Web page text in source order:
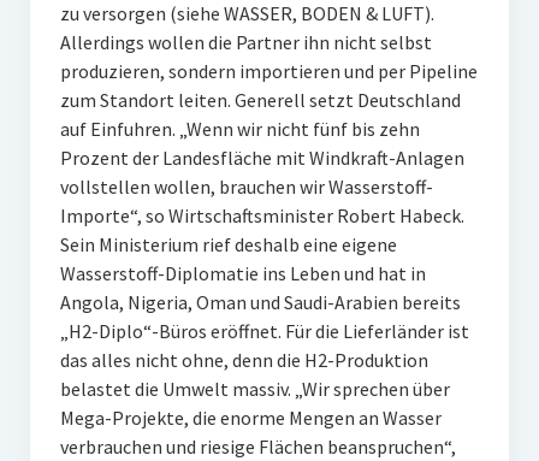
zu versorgen (siehe WASSER, BODEN & LUFT).
Allerdings wollen die Partner ihn nicht selbst
produzieren, sondern importieren und per Pipeline
zum Standort leiten. Generell setzt Deutschland
auf Einfuhren. „Wenn wir nicht fünf bis zehn
Prozent der Landesfläche mit Windkraft-Anlagen
vollstellen wollen, brauchen wir Wasserstoff-
Importe“, so Wirtschaftsminister Robert Habeck.
Sein Ministerium rief deshalb eine eigene
Wasserstoff-Diplomatie ins Leben und hat in
Angola, Nigeria, Oman und Saudi-Arabien bereits
„H2-Diplo“-Büros eröffnet. Für die Lieferländer ist
das alles nicht ohne, denn die H2-Produktion
belastet die Umwelt massiv. „Wir sprechen über
Mega-Projekte, die enorme Mengen an Wasser
verbrauchen und riesige Flächen beanspruchen“,